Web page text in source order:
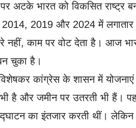
अटके भारत को विकसित राष्ट्र
2019 और 2024 में लगातार
नहीं, काम पर वोट देता है। आज
चुका है।
कांग्रेस के शासन में योजनाएं
है और जमीन पर उतरती भी हैं।
का इंतजार करती थीं। लेकिन